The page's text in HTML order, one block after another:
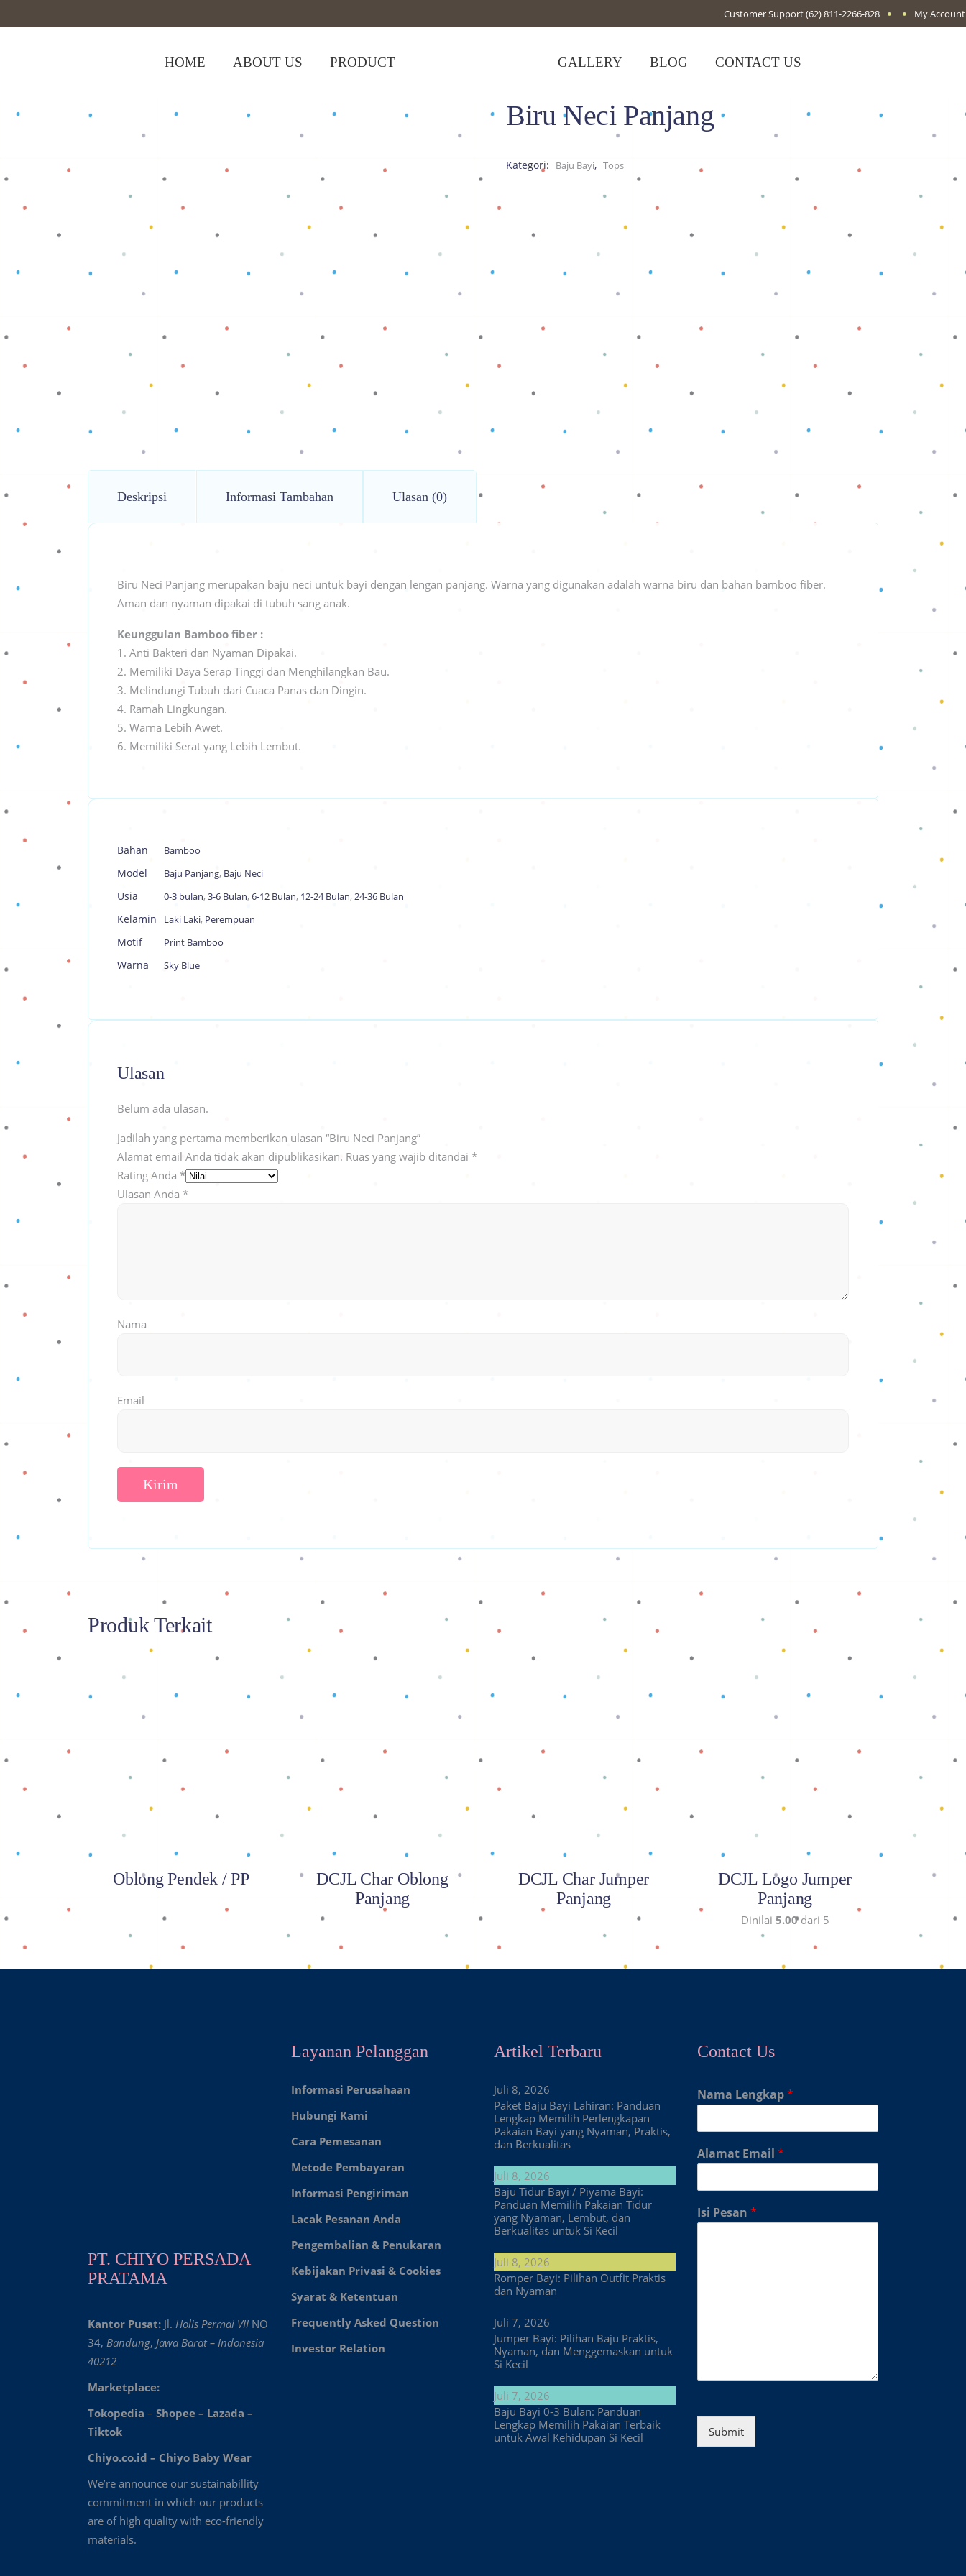
Customer Support(62) 811-2266-828 My Account
HOME ABOUT US PRODUCT GALLERY BLOG CONTACT US
Shop> ,Tops Biru Neci Panjang Biru Neci Panjang
Kategori: Baju Bayi, Tops
Deskripsi Informasi Tambahan Ulasan (0)
Biru Neci Panjang merupakan baju neci untuk bayi dengan lengan panjang. Warna yang digunakan adalah warna biru dan bahan bamboo fiber.
Aman dan nyaman dipakai di tubuh sang anak.
Keunggulan Bamboo fiber :
1. Anti Bakteri dan Nyaman Dipakai.
2. Memiliki Daya Serap Tinggi dan Menghilangkan Bau.
3. Melindungi Tubuh dari Cuaca Panas dan Dingin.
4. Ramah Lingkungan.
5. Warna Lebih Awet.
6. Memiliki Serat yang Lebih Lembut.
Bahan Bamboo
Model Baju Panjang, Baju Neci
Usia 0-3 bulan, 3-6 Bulan, 6-12 Bulan, 12-24 Bulan, 24-36 Bulan
Kelamin Laki Laki, Perempuan
Motif Print Bamboo
Warna Sky Blue
Ulasan
Belum ada ulasan.
Jadilah yang pertama memberikan ulasan “Biru Neci Panjang”
Alamat email Anda tidak akan dipublikasikan. Ruas yang wajib ditandai *
Rating Anda *
Ulasan Anda *
Nama
Email
Produk Terkait
Baca selengkapnya
Oblong Pendek / PP
Baca selengkapnya
DCJL Char Oblong
Panjang
Baca selengkapnya
DCJL Char Jumper
Panjang
Baca selengkapnya
DCJL Logo Jumper
Panjang
Dinilai 5.00dari 5
PT. CHIYO PERSADA
PRATAMA
Kantor Pusat: Jl. Holis Permai VII NO
34, Bandung, Jawa Barat – Indonesia
40212
Marketplace:
Tokopedia – Shopee – Lazada –
Tiktok
Chiyo.co.id – Chiyo Baby Wear
We’re announce our sustainabillity
commitment in which our products
are of high quality with eco-friendly
materials.
Layanan Pelanggan
Informasi Perusahaan
Hubungi Kami
Cara Pemesanan
Metode Pembayaran
Informasi Pengiriman
Lacak Pesanan Anda
Pengembalian & Penukaran
Kebijakan Privasi & Cookies
Syarat & Ketentuan
Frequently Asked Question
Investor Relation
Artikel Terbaru
Juli 8, 2026
Paket Baju Bayi Lahiran: Panduan
Lengkap Memilih Perlengkapan
Pakaian Bayi yang Nyaman, Praktis,
dan Berkualitas
Juli 8, 2026
Baju Tidur Bayi / Piyama Bayi:
Panduan Memilih Pakaian Tidur
yang Nyaman, Lembut, dan
Berkualitas untuk Si Kecil
Juli 8, 2026
Romper Bayi: Pilihan Outfit Praktis
dan Nyaman
Juli 7, 2026
Jumper Bayi: Pilihan Baju Praktis,
Nyaman, dan Menggemaskan untuk
Si Kecil
Juli 7, 2026
Baju Bayi 0-3 Bulan: Panduan
Lengkap Memilih Pakaian Terbaik
untuk Awal Kehidupan Si Kecil
Contact Us
Nama Lengkap*
Alamat Email *
Isi Pesan *
Submit